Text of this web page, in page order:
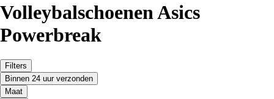
Volleybalschoenen Asics
Powerbreak
Filters
Binnen 24 uur verzonden
Maat